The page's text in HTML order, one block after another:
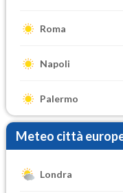
Roma
Napoli
Palermo
Meteo città
Londra